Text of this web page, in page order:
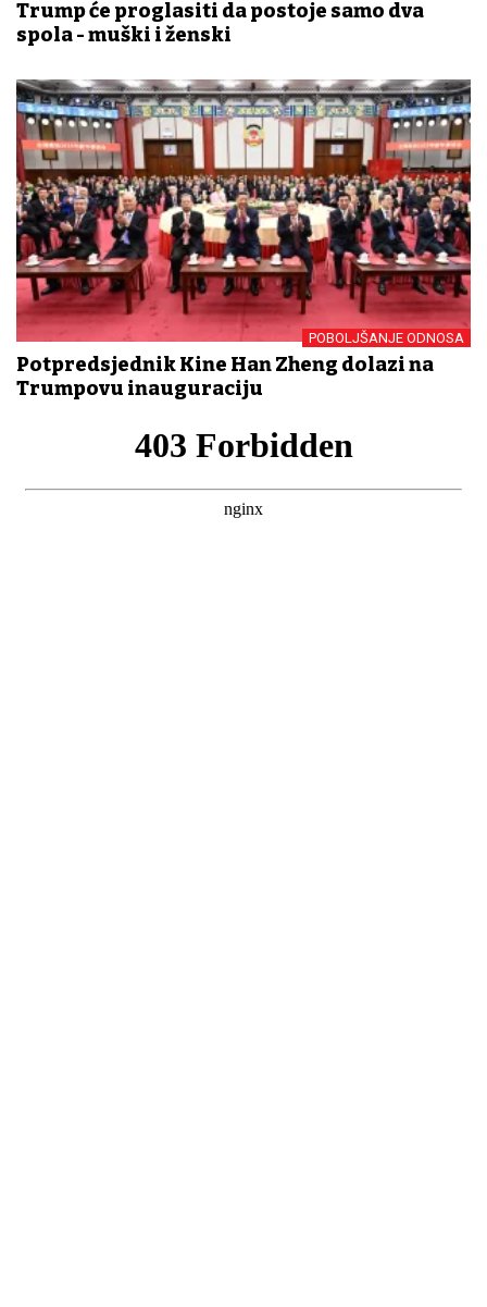
Trump će proglasiti da postoje samo dva
spola - muški i ženski
POBOLJŠANJE ODNOSA
Potpredsjednik Kine Han Zheng dolazi na
Trumpovu inauguraciju